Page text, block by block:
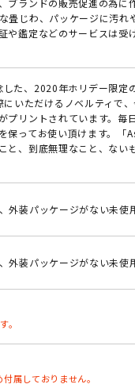
畳じわ、パッケージに汚れ
や鑑定などのサービスは受
た、2020年ホリデー限定
いただけるノベルティで
プリントされています。毎
保ってお使い頂けます。
と、到底無理なこと、ない
装パッケージがない未使
装パッケージがない未使
。
属しておりません。